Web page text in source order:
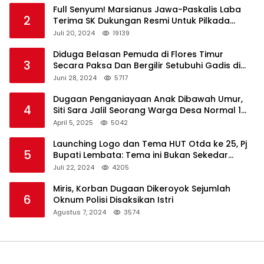
2
Full Senyum! Marsianus Jawa-Paskalis Laba
Terima SK Dukungan Resmi Untuk Pilkada
Lembata
Juli 20, 2024 19139
3
Diduga Belasan Pemuda di Flores Timur
Secara Paksa Dan Bergilir Setubuhi Gadis di
Bawah Umur
Juni 28, 2024 5717
4
Dugaan Penganiayaan Anak Dibawah Umur,
Siti Sara Jalil Seorang Warga Desa Normal 1
Melapor ke Polisi
April 5, 2025 5042
5
Launching Logo dan Tema HUT Otda ke 25, Pj
Bupati Lembata: Tema ini Bukan Sekedar
Refleksi Semalam
Juli 22, 2024 4205
6
Miris, Korban Dugaan Dikeroyok Sejumlah
Oknum Polisi Disaksikan Istri
Agustus 7, 2024 3574